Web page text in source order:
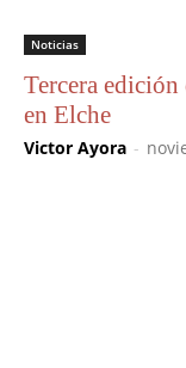
Noticias
Tercera
en Elche
Victor Ayora -